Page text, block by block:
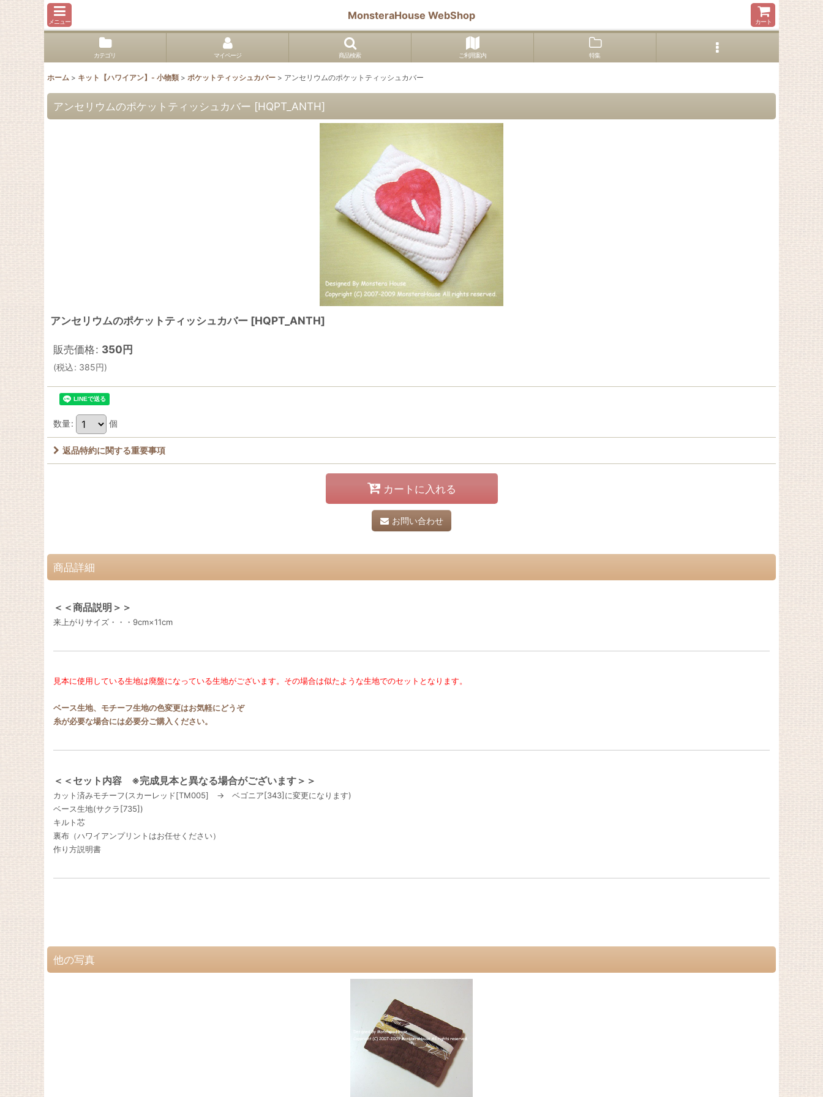
メニュー
MonsteraHouse WebShop
カート
カテゴリ マイページ 商品検索 ご利用案内 特集
ホーム > キット【ハワイアン】- 小物類 > ポケットティッシュカバー > アンセリウムのポケットティッシュカバー
アンセリウムのポケットティッシュカバー [HQPT_ANTH]
アンセリウムのポケットティッシュカバー [HQPT_ANTH]
販売価格: 350円
(税込: 385円)
数量: 個
返品特約に関する重要事項
カートに入れる
お問い合わせ
商品詳細
＜＜商品説明＞＞
来上がりサイズ・・・9cm×11cm
見本に使用している生地は廃盤になっている生地がございます。その場合は似たような生地でのセットとなります。
ベース生地、モチーフ生地の色変更はお気軽にどうぞ
糸が必要な場合には必要分ご購入ください。
＜＜セット内容 ※完成見本と異なる場合がございます＞＞
カット済みモチーフ(スカーレッド[TM005] → ベゴニア[343]に変更になります)
ベース生地(サクラ[735])
キルト芯
裏布（ハワイアンプリントはお任せください）
作り方説明書
他の写真